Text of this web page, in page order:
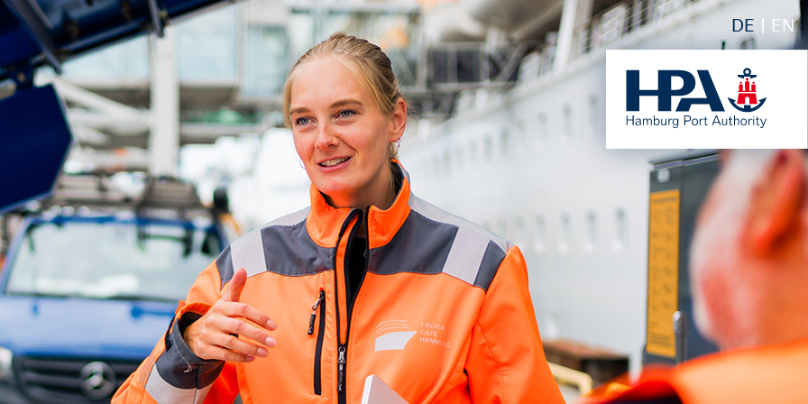
DE EN
Center der HPA
aller Verkehrsmeldungen im Hafen am